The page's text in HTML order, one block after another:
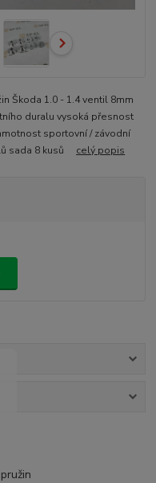
Škoda 1.0 - 1.4 ventil 8mm
duralu vysoká přesnost
sportovní / závodní
sada 8 kusů celý popis